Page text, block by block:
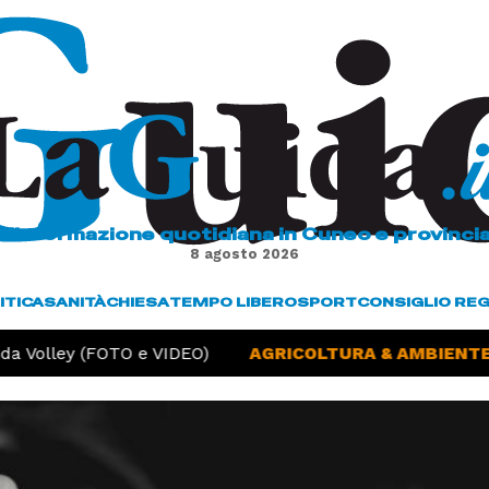
L'informazione quotidiana in Cuneo e
8 agosto 2026
SANITÀCHIESATEMPO LIBEROSPORTCONSIGLIO
(FOTO e VIDEO) AGRICOLTURA & AMBIENTE -